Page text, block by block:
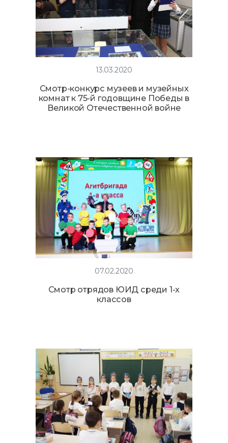
13.03.2020
Смотр-конкурс музеев и музейных
комнат к 75-й годовщине Победы в
Великой Отечественной войне
07.02.2020
Смотр отрядов ЮИД среди 1-х
классов